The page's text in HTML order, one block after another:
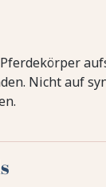
Nicht auf